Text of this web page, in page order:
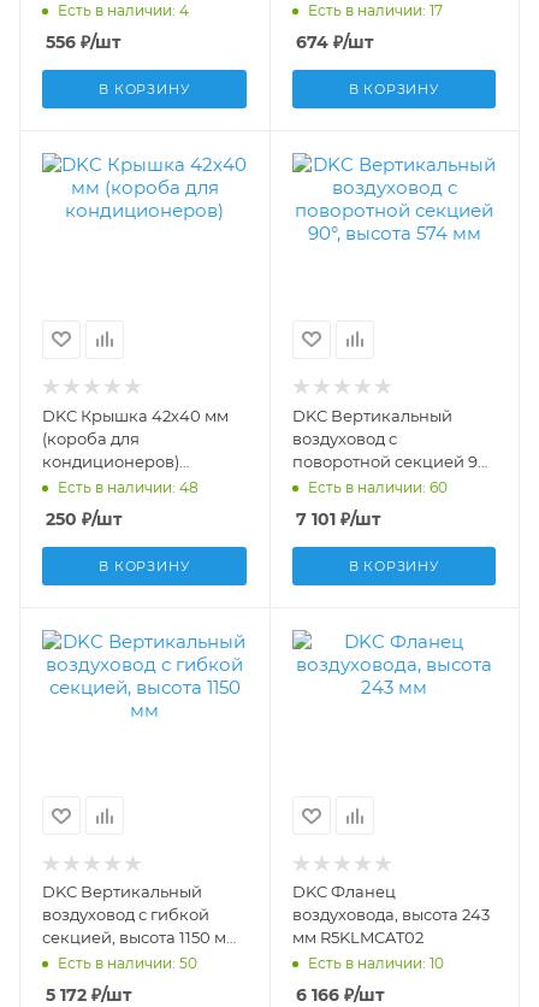
AIR00120
Есть в наличии: 4
556 ₽/шт
В КОРЗИНУ
Есть в наличии: 17
674₽/шт
В КОРЗИНУ
DKC Крышка 42х40 мм
(короба для
кондиционеров)
AIR00042
Есть в наличии: 48
250 ₽/шт
В КОРЗИНУ
DKC Вертикальный
воздуховод с
поворотной секцией 90°,
высота 574 мм
R5KLMCAT04
Есть в наличии: 60
7 101₽/шт
В КОРЗИНУ
DKC Вертикальный
воздуховод с гибкой
секцией, высота 1150 мм
R5KLMCAT03
Есть в наличии: 50
5 172 ₽/шт
DKC Фланец
воздуховода, высота 243
мм R5KLMCAT02
Есть в наличии: 10
6 166₽/шт